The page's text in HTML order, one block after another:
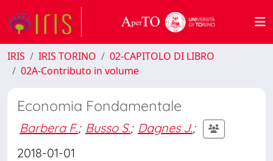
IRIS IRIS TORINO
02-CAPITOLO DI LIBRO
02A-Contributo in volume
Economia Fondamentale
Barbera F.; Busso S.; Dagnes J.;
2018-01-01